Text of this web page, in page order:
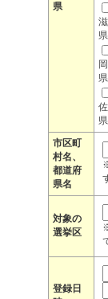
県
県
県
県
市区町
村名、
都道府
県名
対象の
選挙区
登録日